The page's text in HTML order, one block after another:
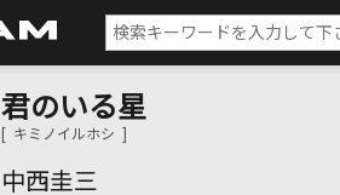
君のいる星
[ キミノイルホシ ]
中西圭三